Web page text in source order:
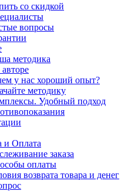
со скидкой
вопросы
методика
у нас хороший опыт?
методику
Удобный подход
и Оплата
заказа
оплаты
возврата товара и денег